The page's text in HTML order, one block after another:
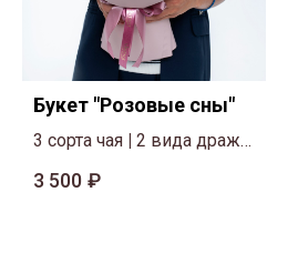
Букет "Розовые сны"
3 сорта чая
2 вида драже
Мёд-суфле
3 500 ₽